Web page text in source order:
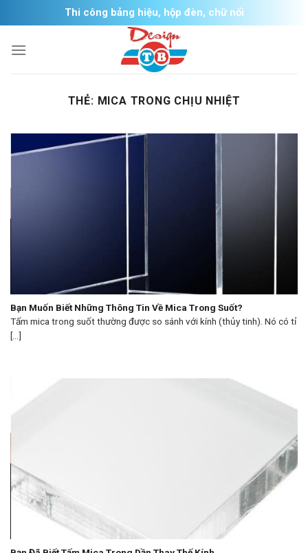
to
content
Thi công bảng hiệu, hộp đèn, chữ nổi
THẺ: MICA TRONG CHỊU NHIỆT
Bạn Muốn Biết Những Thông Tin Về Mica Trong Suốt?
Tấm mica trong suốt thường được so sánh với kính (thủy tinh). Nó có tỉ
[...]